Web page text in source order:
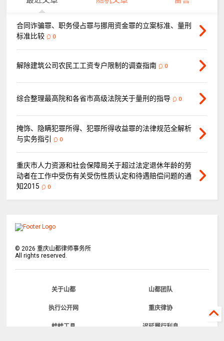
合同诈骗罪、职务侵占罪与挪用资金罪的立案标准、量刑
标准比较
0
解除建筑公司农民工工资专户限制的调查指南 0
综合整理最高院和各省市高级法院关于量刑的指导 0
掩饰、隐瞒犯罪所得、犯罪所得收益罪的法律规范全解析
与实务指引
0
重庆市人力资源和社会保障局关于超过法定退休年龄的劳
动者在工作中受伤有关受伤性质认定和待遇赔偿问题的通
知2015
0
©2026 重庆山都律师事务所
All rights reserved.
关于山都 山都团队
执行公开网 重庆律协
蛙蛙工具 迟延履行利息